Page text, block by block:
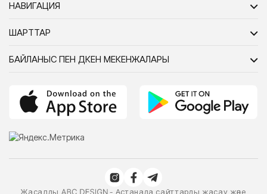
НАВИГАЦИЯ
ШАРТТАР
БАЙЛАНЫС ПЕН ДҮКЕН МЕКЕНЖАЛАРЫ
Жасалды - Астанада сайттарды жасау және